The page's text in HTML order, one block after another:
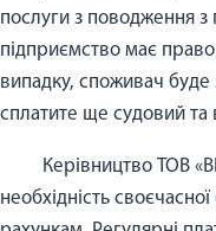
послуги з поводження
підприємство має
випадку, споживач буде
сплатите ще судовий та
Керівництво ТОВ
необхідність